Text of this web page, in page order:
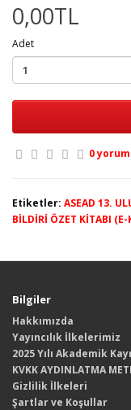
0,00TL
Adet
0 yorum
Etiketler: ASEAD 13.
BİLDİRİ ÖZET KİTABI
Bilgiler
Hakkımızda
Yayıncılık İlkelerimiz
2025 Yılı Akademik
KVKK AYDINLATMA
Gizlilik İlkeleri
Şartlar ve Koşullar